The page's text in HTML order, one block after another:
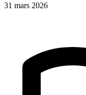
31 mars 2026